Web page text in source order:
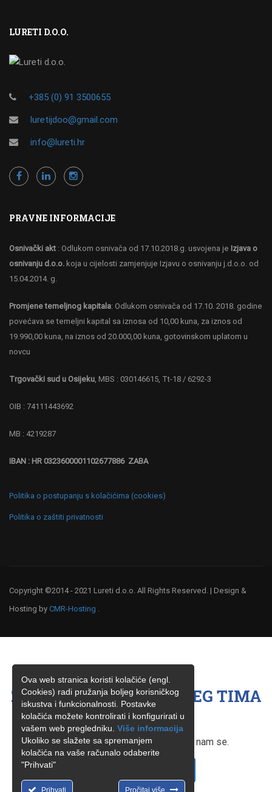
LURETI D.O.O.
+385 (0) 91 3500655
luretijdoo@gmail.com
info@lureti.hr
PRAVNE INFORMACIJE
Osnivački akt : Odlukom osnivača od 17.10.2018.g. usvojena je Izjava o
osnivanju d.o.o. koja u cijelosti zamjenjuje Izjavu o osnivanju j.d.o.o. od
15.04.2014. g.
Promjene temeljnog kapitala: Odlukom osnivača od 17.10. 2018. godine
povećava se temeljni kapital sa iznosa od 10,00 kuna, za iznos od
19.990,00 kuna, na iznos od 20.000,00 kuna, gotovinskom uplatom u
novcu
Trgovački sud u Osijeku, MBS : 030146615, Tt-18 / 6292-3
OIB : 74111443692
MB : 4219287
IBAN : HR 0323600001102677886 ZABA
Politika o postupanju s kolačićima (cookies)
Politika o zaštiti privatnosti
Copyright ©2014 - 2021 Lureti d.o.o. All Rights Reserved. | Design &
Hosting by CMR-Hosting .
ŽELITE BITI ČLAN NAŠEG TIMA
?
Ukoliko ste zainteresirani, obratite nam se.
Ova web stranica koristi kolačiće (engl.
Cookies) radi pružanja boljeg korisničkog
iskustva i funkcionalnosti. Postavke
kolačića možete kontrolirati i konfigurirati u
vašem web pregledniku. Više informacija
Ukoliko se slažete sa spremanjem
kolačića na vaše računalo odaberite
"Prihvati"
Prihvati Pročitaj više